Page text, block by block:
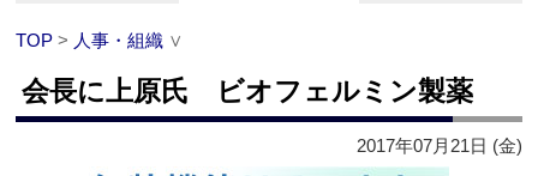
TOP > 人事・組織 ∨
会長に上原氏 ビオフェルミン製薬
2017年07月21日 (金)